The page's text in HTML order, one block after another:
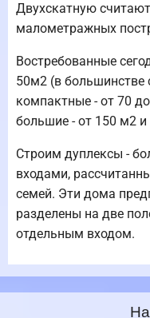
Двухскатную
малометражных
Востребованные
50м2 (в большинстве
компактные - от 70
большие - от 150 м2
Строим дуплексы -
входами,
семей. Эти дома
разделены на две
отдельным входом.